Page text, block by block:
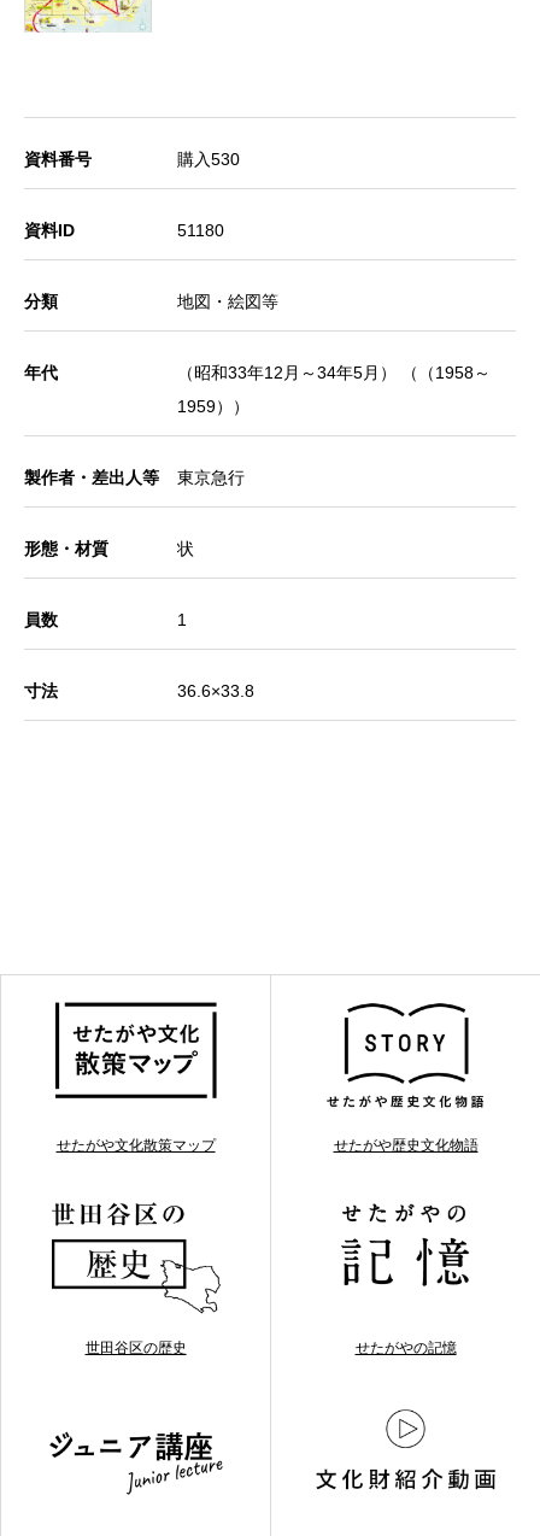
資料番号 購入530
資料ID 51180
分類 地図・絵図等
年代
（昭和33年12月～34年5月） （（1958～
1959））
製作者・差出人等 東京急行
形態・材質 状
員数 1
寸法 36.6×33.8
せたがや文化散策マップ せたがや歴史文化物語
世田谷区の歴史 せたがやの記憶